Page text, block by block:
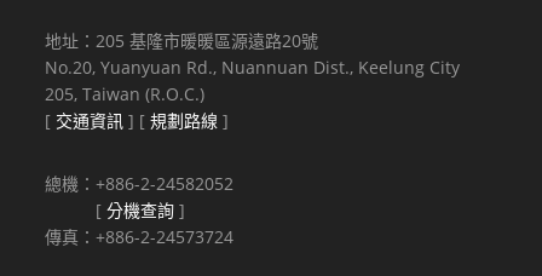
地址：205 基隆市暖暖區源遠路20號
No.20, Yuanyuan Rd., Nuannuan Dist., Keelung City
205, Taiwan (R.O.C.)
[ 交通資訊 ] [規劃路線 ]
總機：+886-2-24582052
[分機查詢 ]
傳真：+886-2-24573724